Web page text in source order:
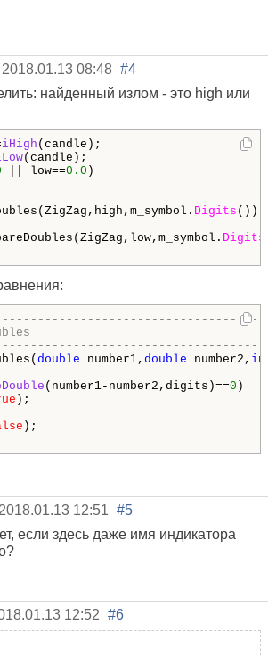
2018.01.13 08:48 #4
найденный излом - это high или
iHigh (candle);
(candle);
|| low==0.0 )
Digits ()))
Digits
double number1, double number2,
(number1-number2,digits)==0 )
);
);
2018.01.13 12:51 #5
если здесь даже имя индикатора
12:52 #6